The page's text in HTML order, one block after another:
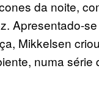
da noite,
Apresentado-
Mikkelsen
numa série